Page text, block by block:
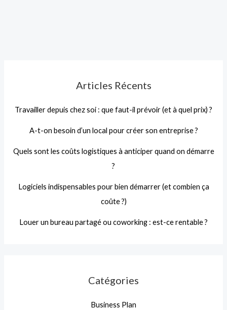
Articles Récents
Travailler depuis chez soi : que faut-il prévoir (et à quel prix) ?
A-t-on besoin d’un local pour créer son entreprise ?
Quels sont les coûts logistiques à anticiper quand on démarre
?
Logiciels indispensables pour bien démarrer (et combien ça
coûte ?)
Louer un bureau partagé ou coworking : est-ce rentable ?
Catégories
Business Plan